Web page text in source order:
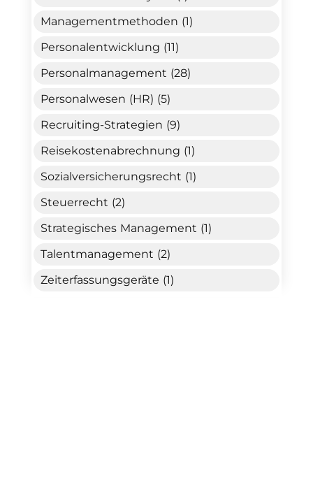
Managementmethoden (1)
Personalentwicklung (11)
Personalmanagement (28)
Personalwesen (HR) (5)
Recruiting-Strategien (9)
Reisekostenabrechnung (1)
Sozialversicherungsrecht (1)
Steuerrecht (2)
Strategisches Management (1)
Talentmanagement (2)
Zeiterfassungsgeräte (1)